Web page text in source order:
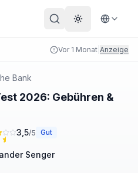
Theme
Vor 1 Monat Anzeige
Bank
2026: Gebühren &
3,5/5 Gut
Senger